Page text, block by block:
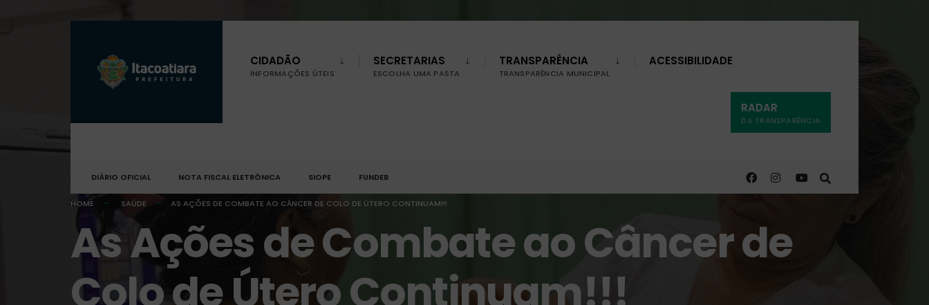
CIDADÃO
INFORMAÇÕES ÚTEIS
SECRETARIAS
ESCOLHA UMA PASTA
TRANSPARÊNCIA
TRANSPARÊNCIA MUNICIPAL
ACESSIBILIDADE
RADAR
DA TRANSPARÊNCIA
DIÁRIO OFICIAL NOTA FISCAL ELETRÔNICA SIOPE FUNDEB
HOME SAÚDE AS AÇÕES DE COMBATE AO CÂNCER DE COLO DE ÚTERO CONTINUAM!!!
As Ações de Combate ao Câncer de
Colo de Útero Continuam!!!